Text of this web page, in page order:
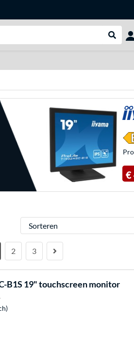
€
Sorteren
2 3
B1S 19" touchscreen monitor